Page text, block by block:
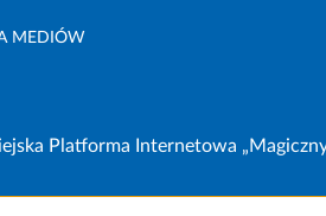
MEDIÓW
Platforma Internetowa